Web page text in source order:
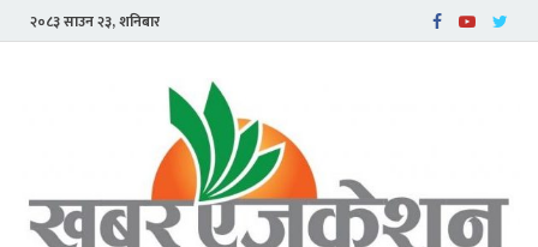
२०८३ साउन २३, शनिबार